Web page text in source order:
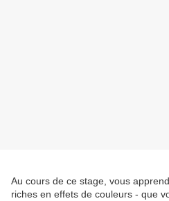
Au cours de ce stage, vous
riches en effets de couleurs - que